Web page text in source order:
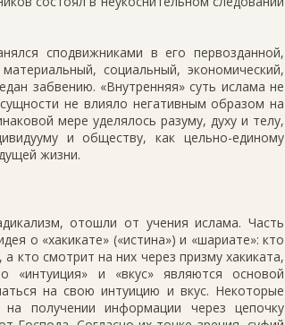
сподвижниками в его первозданной,
социальный, экономический,
забвению. «Внутренняя» суть ислама не
не влияло негативным образом на
мере уделялось разуму, духу и телу,
и обществу, как цельно-единому
жизни.
отошли от учения ислама. Часть
о «хакикате» («истина») и «шариате»: кто
кто смотрит на них через призму хакиката,
и «вкус» являются основой
на свою интуицию и вкус. Некоторые
получении информации через цепочку